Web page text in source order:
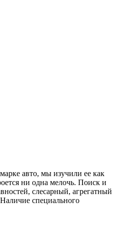
авто, мы изучили ее как
ни одна мелочь. Поиск и
слесарный, агрегатный
специального